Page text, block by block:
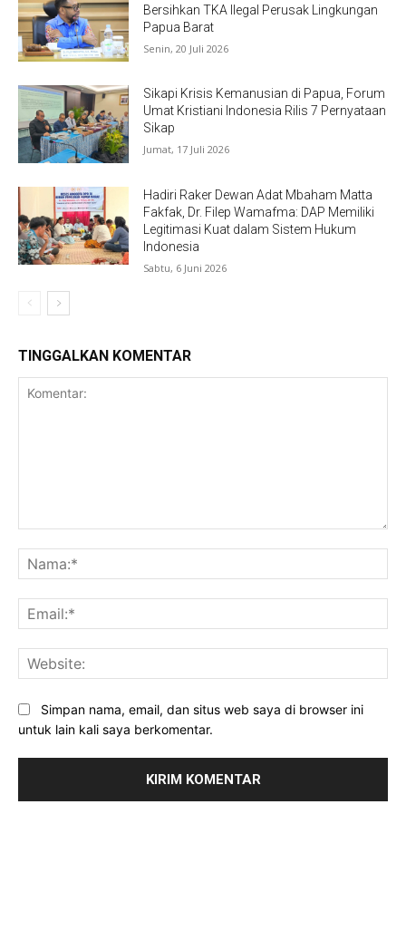
Bersihkan TKA Ilegal Perusak Lingkungan
Papua Barat
Senin, 20 Juli 2026
Sikapi Krisis Kemanusian di Papua, Forum
Umat Kristiani Indonesia Rilis 7 Pernyataan
Sikap
Jumat, 17 Juli 2026
Hadiri Raker Dewan Adat Mbaham Matta
Fakfak, Dr. Filep Wamafma: DAP Memiliki
Legitimasi Kuat dalam Sistem Hukum
Indonesia
Sabtu, 6 Juni 2026
TINGGALKAN KOMENTAR
Simpan nama, email, dan situs web saya di browser ini
untuk lain kali saya berkomentar.